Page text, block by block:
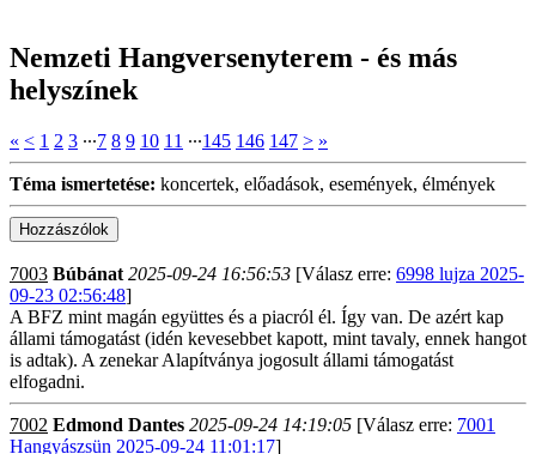
Nemzeti Hangversenyterem - és más
helyszínek
« < 1 2 3 ∙∙∙7 8 9 10 11 ∙∙∙145 146 147 > »
Téma ismertetése: koncertek, előadások, események, élmények
7003 Búbánat 2025-09-24 16:56:53 [Válasz erre: 6998 lujza 2025-
09-23 02:56:48]
A BFZ mint magán együttes és a piacról él. Így van. De azért kap
állami támogatást (idén kevesebbet kapott, mint tavaly, ennek hangot
is adtak). A zenekar Alapítványa jogosult állami támogatást
elfogadni.
7002 Edmond Dantes 2025-09-24 14:19:05 [Válasz erre: 7001
Hangyászsün 2025-09-24 11:01:17]